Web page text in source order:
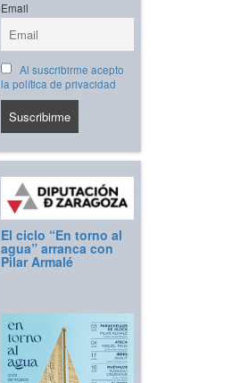
Email
Al suscribirme acepto
la política de privacidad
El ciclo “En torno al
agua” arranca con
Pilar Armalé